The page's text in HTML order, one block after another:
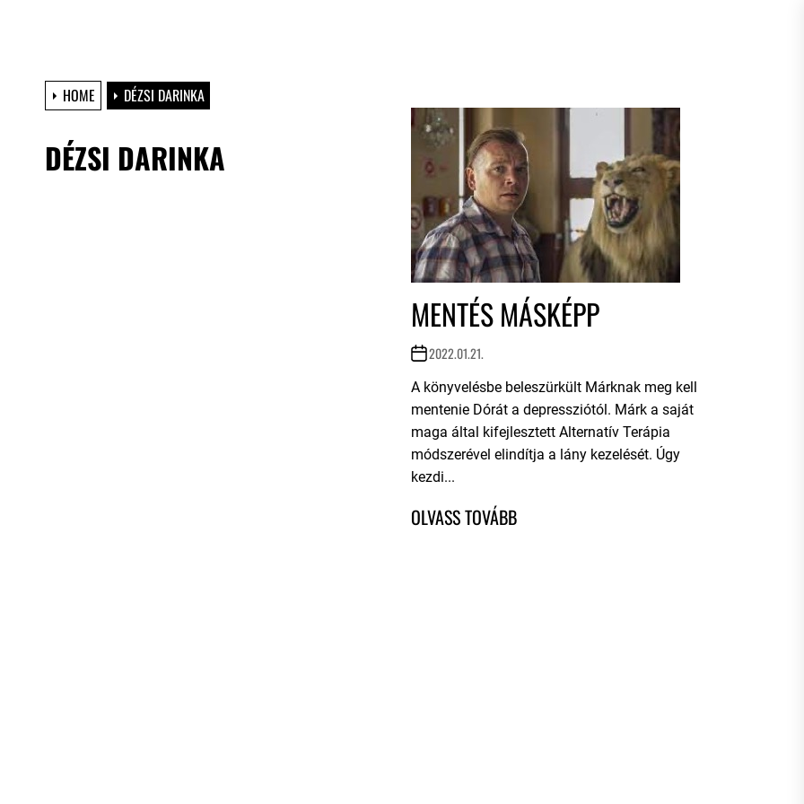
HOME DÉZSI DARINKA
DÉZSI DARINKA
MENTÉS MÁSKÉPP
2022.01.21.
A könyvelésbe beleszürkült Márknak meg kell
mentenie Dórát a depressziótól. Márk a saját
maga által kifejlesztett Alternatív Terápia
módszerével elindítja a lány kezelését. Úgy
kezdi...